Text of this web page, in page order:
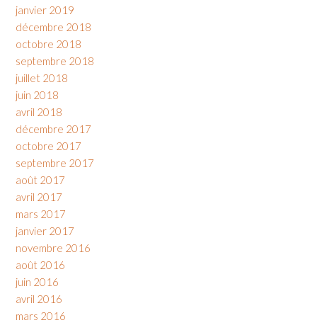
janvier 2019
décembre 2018
octobre 2018
septembre 2018
juillet 2018
juin 2018
avril 2018
décembre 2017
octobre 2017
septembre 2017
août 2017
avril 2017
mars 2017
janvier 2017
novembre 2016
août 2016
juin 2016
avril 2016
mars 2016